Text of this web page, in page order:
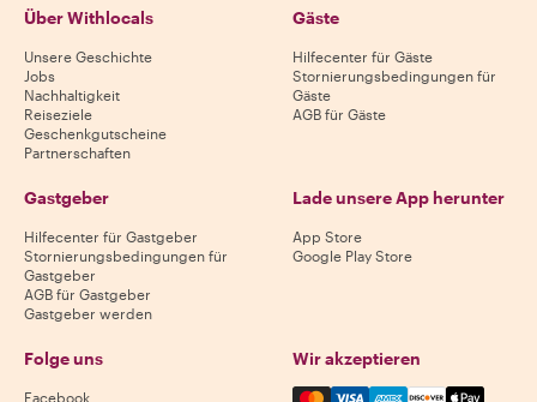
Über Withlocals
Unsere Geschichte
Jobs
Nachhaltigkeit
Reiseziele
Geschenkgutscheine
Partnerschaften
Gäste
Hilfecenter für Gäste
Stornierungsbedingungen für
Gäste
AGB für Gäste
Gastgeber
Hilfecenter für Gastgeber
Stornierungsbedingungen für
Gastgeber
AGB für Gastgeber
Gastgeber werden
Lade unsere App herunter
App Store
Google Play Store
Folge uns
Facebook
Wir akzeptieren
Mastercard, Visa, Amex,